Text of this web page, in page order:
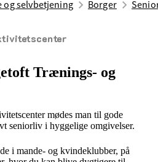
og selvbetjening Borger
Trænings- og
mødes man til gode
seniorliv i hyggelige omgivelser.
i mande- og kvindeklubber, på